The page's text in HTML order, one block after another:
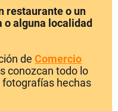
restaurante o un
o alguna localidad
de Comercio
conozcan todo lo
hechas